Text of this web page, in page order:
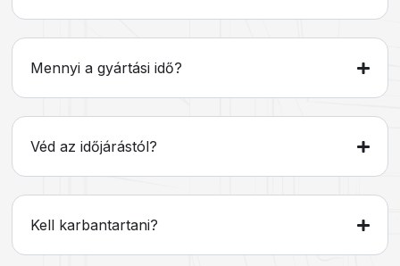
Mennyi a gyártási idő?
Véd az időjárástól?
Kell karbantartani?